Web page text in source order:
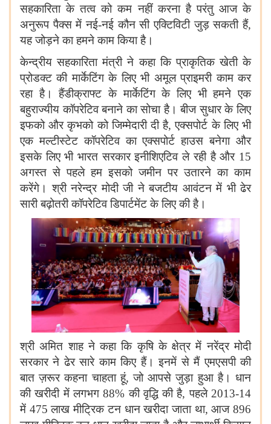
सहकारिता के तत्व को कम नहीं करना है परंतु आज के
अनुरूप पैक्स में नई-नई कौन सी एक्टिविटी जुड़ सकती हैं,
यह जोड़ने का हमने काम किया है।
केन्द्रीय सहकारिता मंत्री ने कहा कि प्राकृतिक खेती के
प्रोडक्ट की मार्केटिंग के लिए भी अमूल प्राइमरी काम कर
रहा है। हैंडीक्राफ्ट के मार्केटिंग के लिए भी हमने एक
बहुराज्यीय कॉपरेटिव बनाने का सोचा है। बीज सुधार के लिए
इफको और कृभको को जिम्मेदारी दी है, एक्सपोर्ट के लिए भी
एक मल्टीस्टेट कॉपरेटिव का एक्सपोर्ट हाउस बनेगा और
इसके लिए भी भारत सरकार इनीशिएटिव ले रही है और 15
अगस्त से पहले हम इसको जमीन पर उतारने का काम
करेंगे। श्री नरेन्द्र मोदी जी ने बजटीय आवंटन में भी ढेर
सारी बढ़ोतरी कॉपरेटिव डिपार्टमेंट के लिए की है।
श्री अमित शाह ने कहा कि कृषि के क्षेत्र में नरेंद्र मोदी
सरकार ने ढेर सारे काम किए हैं। इनमें से मैं एमएसपी की
बात ज़रूर कहना चाहता हूं, जो आपसे जुड़ा हुआ है। धान
की खरीदी में लगभग88%की वृद्धि की है, पहले2013-14
में 475 लाख मीट्रिक टन धान खरीदा जाता था, आज896